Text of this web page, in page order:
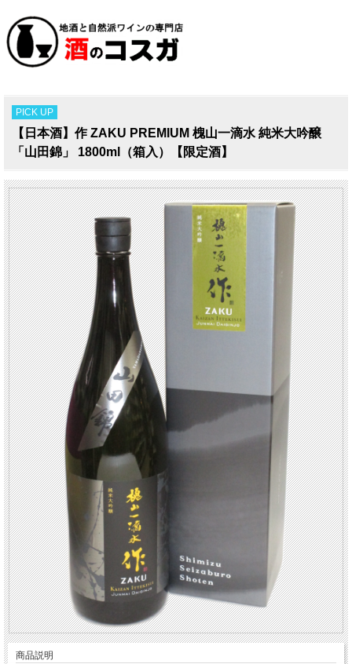
PICK UP
【日本酒】作 ZAKU PREMIUM 槐山一滴水 純米大吟醸
「山田錦」 1800ml（箱入）【限定酒】
商品説明